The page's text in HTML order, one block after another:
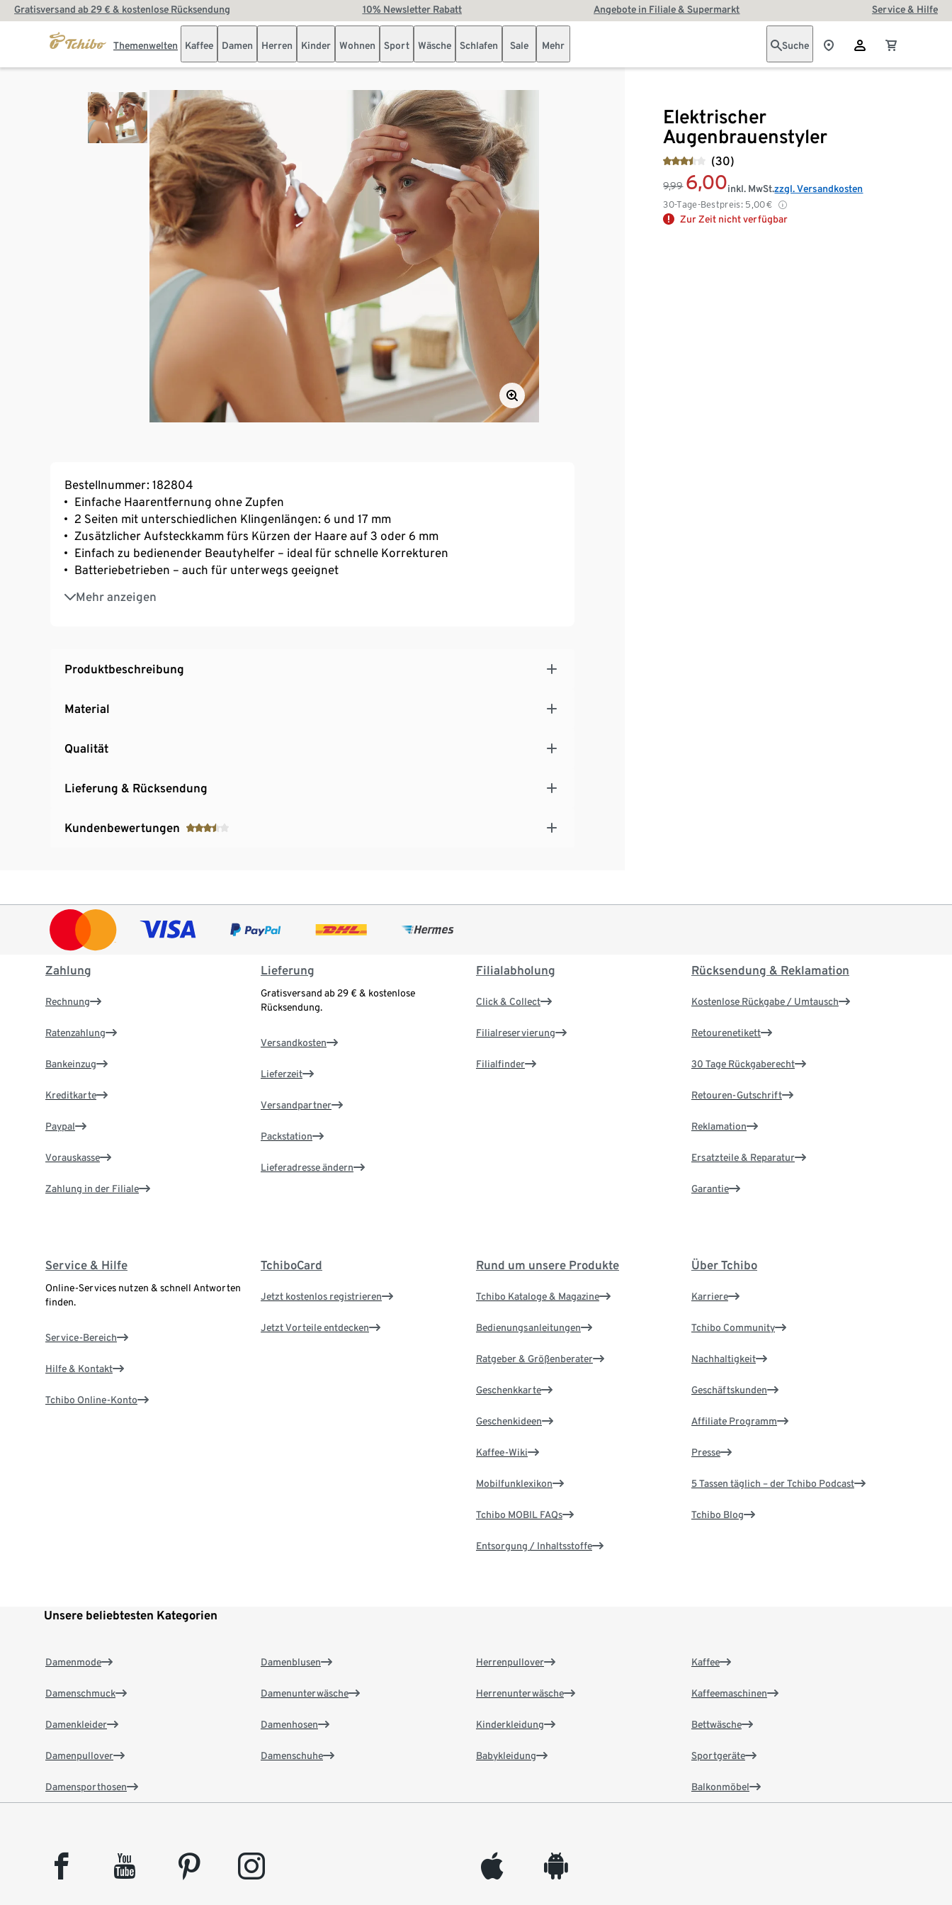
Gratisversand ab 29 € & kostenlose Rücksendung 10% Newsletter Rabatt Angebote in Filiale & Supermarkt Service & Hilfe
Themenwelten Kaffee Damen Herren Kinder Wohnen Sport Wäsche Schlafen Sale Mehr Suche
Elektrischer
Augenbrauenstyler
(30)
9,99 6,00
30-Tage-Bestpreis: 5,00€
inkl. MwSt.zzgl. Versandkosten
Zur Zeit nicht verfügbar
Bestellnummer: 182804
Einfache Haarentfernung ohne Zupfen
2 Seiten mit unterschiedlichen Klingenlängen: 6 und 17 mm
Zusätzlicher Aufsteckkamm fürs Kürzen der Haare auf 3 oder 6 mm
Einfach zu bedienender Beautyhelfer – ideal für schnelle Korrekturen
Batteriebetrieben – auch für unterwegs geeignet
Mehr anzeigen
Hochwertiges Aluminiumgehäuse
Geeignet für Augenbrauen, Ohren, Gesicht, Arme, Beine oder Bikinizone
Produktbeschreibung
Material
Qualität
Lieferung & Rücksendung
Kundenbewertungen
Zahlung
Rechnung
Ratenzahlung
Bankeinzug
Kreditkarte
Paypal
Vorauskasse
Zahlung in der Filiale
Lieferung
Gratisversand ab 29 € & kostenlose
Rücksendung.
Versandkosten
Lieferzeit
Versandpartner
Packstation
Lieferadresse ändern
Filialabholung
Click & Collect
Filialreservierung
Filialfinder
Rücksendung & Reklamation
Kostenlose Rückgabe / Umtausch
Retourenetikett
30 Tage Rückgaberecht
Retouren-Gutschrift
Reklamation
Ersatzteile & Reparatur
Garantie
Service & Hilfe
Online-Services nutzen & schnell Antworten
finden.
Service-Bereich
Hilfe & Kontakt
Tchibo Online-Konto
TchiboCard
Jetzt kostenlos registrieren
Jetzt Vorteile entdecken
Rund um unsere Produkte
Tchibo Kataloge & Magazine
Bedienungsanleitungen
Ratgeber & Größenberater
Geschenkkarte
Geschenkideen
Kaffee-Wiki
Mobilfunklexikon
Tchibo MOBIL FAQs
Entsorgung / Inhaltsstoffe
Über Tchibo
Karriere
Tchibo Community
Nachhaltigkeit
Geschäftskunden
Affiliate Programm
Presse
5 Tassen täglich – der Tchibo Podcast
Tchibo Blog
Unsere beliebtesten Kategorien
Damenmode
Damenschmuck
Damenkleider
Damenpullover
Damensporthosen
Damenblusen
Damenunterwäsche
Damenhosen
Damenschuhe
Herrenpullover
Herrenunterwäsche
Kinderkleidung
Babykleidung
Kaffee
Kaffeemaschinen
Bettwäsche
Sportgeräte
Balkonmöbel
facebook youtube pinterest instagram appleinc android